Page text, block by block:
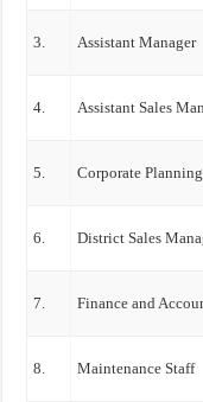
3. Assistant Manager
4. Assistant Sales
5. Corporate Planning
6. District Sales
7. Finance and
8. Maintenance Staff